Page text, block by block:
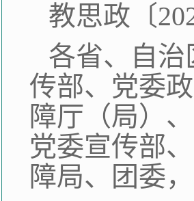
教思政〔
各省、自
传部、党委
障厅（局）
党委宣传部
障局、团委